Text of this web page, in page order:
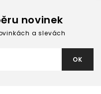
novinek
a slevách